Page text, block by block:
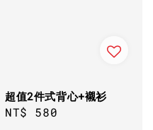
超值2件式背心+襯衫
Regular
NT$ 580